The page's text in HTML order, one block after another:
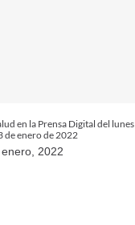
en la Prensa Digital del lunes
de enero de 2022
2022